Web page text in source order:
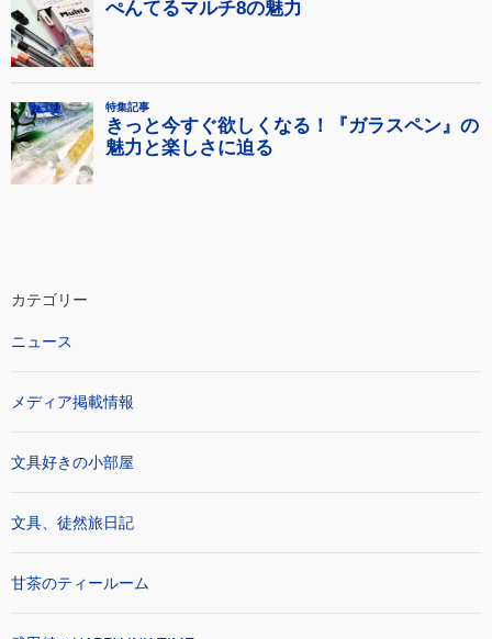
カテゴリー
ニュース
メディア掲載情報
文具好きの小部屋
文具、徒然旅日記
甘茶のティールーム